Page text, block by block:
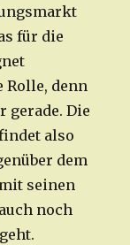
für die
Rolle, denn
gerade. Die
also
dem
seinen
noch